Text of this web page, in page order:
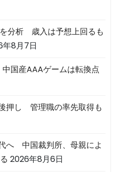
分析 歳入は予想上回るも
8月7日
国産AAAゲームは転換点
押し 管理職の率先取得も
へ 中国裁判所、母親によ
2026年8月6日